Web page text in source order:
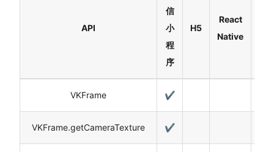
API
信
小
程
序
H5
React
Native
VKFrame ✔️
VKFrame.getCameraTexture ✔️